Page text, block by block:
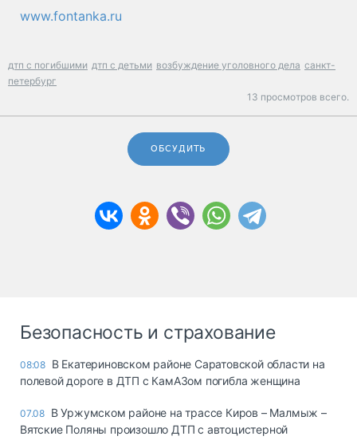
www.fontanka.ru
дтп с погибшими дтп с детьми возбуждение уголовного дела санкт-
петербург
13 просмотров всего.
ОБСУДИТЬ
Безопасность и страхование
08:08 В Екатериновском районе Саратовской области на
полевой дороге в ДТП с КамАЗом погибла женщина
07.08 В Уржумском районе на трассе Киров – Малмыж –
Вятские Поляны произошло ДТП с автоцистерной